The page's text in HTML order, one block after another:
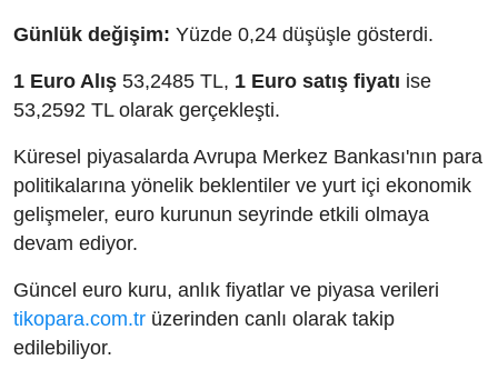
Günlük değişim: Yüzde 0,24 düşüşle gösterdi.
1 Euro Alış 53,2485 TL, 1 Euro satış fiyatı ise
53,2592 TL olarak gerçekleşti.
Küresel piyasalarda Avrupa Merkez Bankası'nın para
politikalarına yönelik beklentiler ve yurt içi ekonomik
gelişmeler, euro kurunun seyrinde etkili olmaya
devam ediyor.
Güncel euro kuru, anlık fiyatlar ve piyasa verileri
tikopara.com.tr üzerinden canlı olarak takip
edilebiliyor.